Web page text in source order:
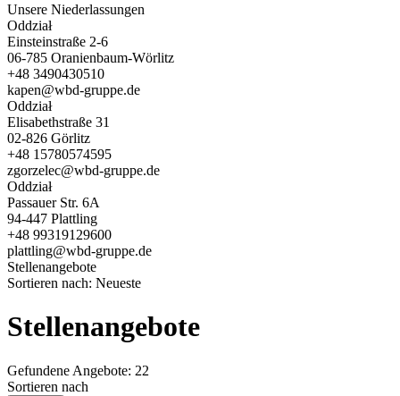
Unsere Niederlassungen
Oddział
Einsteinstraße 2-6
06-785 Oranienbaum-Wörlitz
+48 3490430510
kapen@wbd-gruppe.de
Oddział
Elisabethstraße 31
02-826 Görlitz
+48 15780574595
zgorzelec@wbd-gruppe.de
Oddział
Passauer Str. 6A
94-447 Plattling
+48 99319129600
plattling@wbd-gruppe.de
Stellenangebote
Sortieren nach: Neueste
Stellenangebote
Gefundene Angebote: 22
Sortieren nach